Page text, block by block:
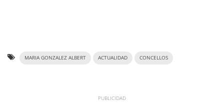
MARIA GONZALEZ ALBERT ACTUALIDAD CONCELLOS